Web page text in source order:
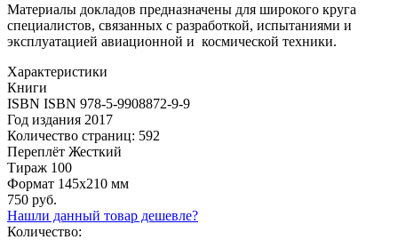
Материалы докладов предназначены для широкого круга
специалистов, связанных с разработкой, испытаниями и
эксплуатацией авиационной и космической техники.
Характеристики
Книги
ISBN ISBN 978-5-9908872-9-9
Год издания 2017
Количество страниц: 592
Переплёт Жесткий
Тираж 100
Формат 145х210 мм
750 руб.
Нашли данный товар дешевле?
Количество: